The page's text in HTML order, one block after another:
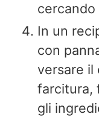
In un
con
versare il
farcitura,
gli